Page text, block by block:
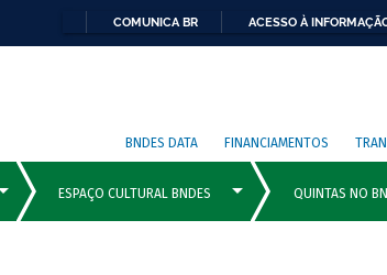
COMUNICA BR ACESSO À
BNDES DATA FINANCIAMENTOS